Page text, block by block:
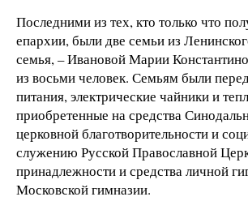
Последними из тех, кто только что
епархии, были две семьи из
семья, – Ивановой Марии
из восьми человек. Семьям были
питания, электрические чайники и
приобретенные на средства
церковной благотворительности и
служению Русской Православной
принадлежности и средства личной
Московской гимназии.